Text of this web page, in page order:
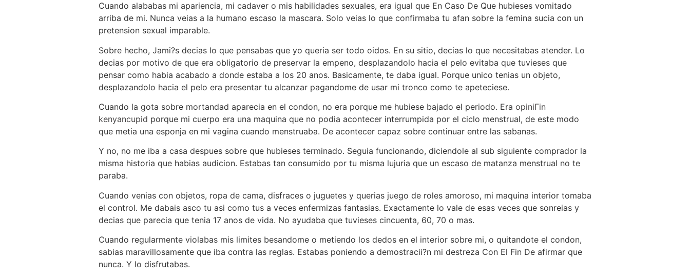
Cuando alababas mi apariencia, mi cadaver o mis habilidades sexuales, era igual que En Caso De Que hubieses vomitado
arriba de mi. Nunca veias a la humano escaso la mascara. Solo veias lo que confirmaba tu afan sobre la femina sucia con un
pretension sexual imparable.
Sobre hecho, Jami?s decias lo que pensabas que yo queria ser todo oidos. En su sitio, decias lo que necesitabas atender. Lo
decias por motivo de que era obligatorio de preservar la empeno, desplazandolo hacia el pelo evitaba que tuvieses que
pensar como habia acabado a donde estaba a los 20 anos. Basicamente, te daba igual. Porque unico tenias un objeto,
desplazandolo hacia el pelo era presentar tu alcanzar pagandome de usar mi tronco como te apeteciese.
Cuando la gota sobre mortandad aparecia en el condon, no era porque me hubiese bajado el periodo. Era opiniГіn
kenyancupid porque mi cuerpo era una maquina que no podia acontecer interrumpida por el ciclo menstrual, de este modo
que metia una esponja en mi vagina cuando menstruaba. De acontecer capaz sobre continuar entre las sabanas.
Y no, no me iba a casa despues sobre que hubieses terminado. Seguia funcionando, diciendole al sub siguiente comprador la
misma historia que habias audicion. Estabas tan consumido por tu misma lujuria que un escaso de matanza menstrual no te
paraba.
Cuando venias con objetos, ropa de cama, disfraces o juguetes y querias juego de roles amoroso, mi maquina interior tomaba
el control. Me dabais asco tu asi­ como tus a veces enfermizas fantasias. Exactamente lo vale de esas veces que sonreias y
decias que parecia que tenia 17 anos de vida. No ayudaba que tuvieses cincuenta, 60, 70 o mas.
Cuando regularmente violabas mis limites besandome o metiendo los dedos en el interior sobre mi, o quitandote el condon,
sabias maravillosamente que iba contra las reglas. Estabas poniendo a demostracii?n mi destreza Con El Fin De afirmar que
nunca. Y lo disfrutabas.